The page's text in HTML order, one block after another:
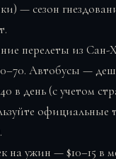
— сезон
перелеты из
Автобусы —
в день (с учетом
официальные
на ужин — $10–15 в